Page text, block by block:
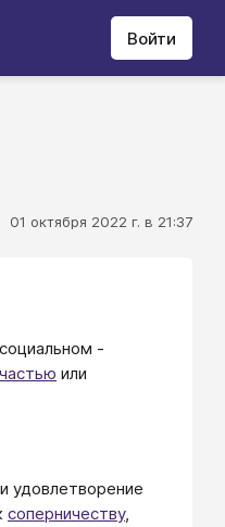
Войти
01 октября 2022 г. в 21:37
социальном -
или
удовлетворение
соперничеству,